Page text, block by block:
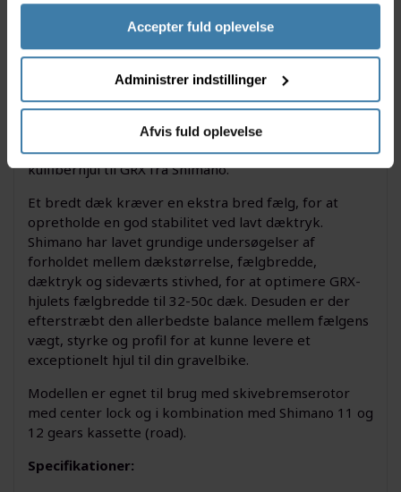
Accepter fuld oplevelse
Administrer indstillinger
Afvis fuld oplevelse
Beskrivelse Specifikationer
Det nye GRX baghjul fra Shimano hjælper dig med at
få en hurtigere, længere og sjovere cykeltur på din
gravelbike. Og så er det desuden det første
kulfiberhjul til GRX fra Shimano.
Et bredt dæk kræver en ekstra bred fælg, for at
opretholde en god stabilitet ved lavt dæktryk.
Shimano har lavet grundige undersøgelser af
forholdet mellem dækstørrelse, fælgbredde,
dæktryk og sideværts stivhed, for at optimere GRX-
hjulets fælgbredde til 32-50c dæk. Desuden er der
efterstræbt den allerbedste balance mellem fælgens
vægt, styrke og profil for at kunne levere et
exceptionelt hjul til din gravelbike.
Modellen er egnet til brug med skivebremserotor
med center lock og i kombination med Shimano 11 og
12 gears kassette (road).
Specifikationer: